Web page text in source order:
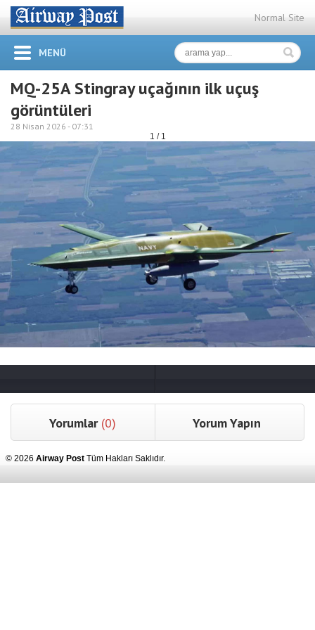
Normal Site
MENÜ
MQ-25A Stingray uçağının ilk uçuş
görüntüleri
28 Nisan 2026 - 07:31
1 / 1
Yorumlar (0) Yorum Yapın
© 2026 Airway Post Tüm Hakları Saklıdır.